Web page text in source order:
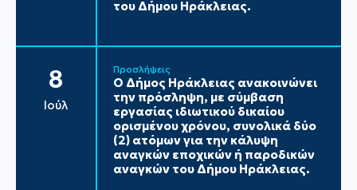
του Δήμου Ηράκλειας.
8
Ιούλ
Προσλήψεις
Ο Δήμος Ηράκλειας ανακοινώνει
την πρόσληψη, με σύμβαση
εργασίας ιδιωτικού δικαίου
ορισμένου χρόνου, συνολικά δύο
(2) ατόμων για την κάλυψη
αναγκών εποχικών ή παροδικών
αναγκών του Δήμου Ηράκλειας.